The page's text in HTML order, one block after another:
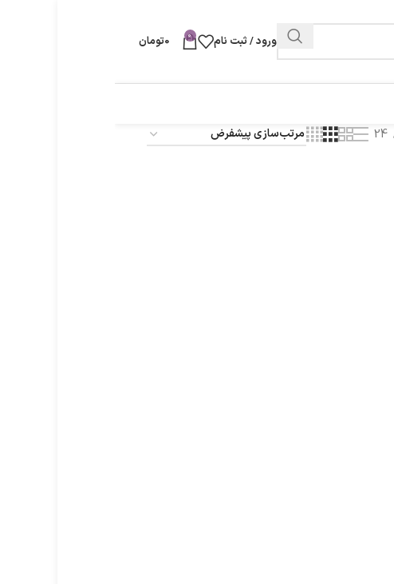
ورود / ثبت نام 0
0تومان
24